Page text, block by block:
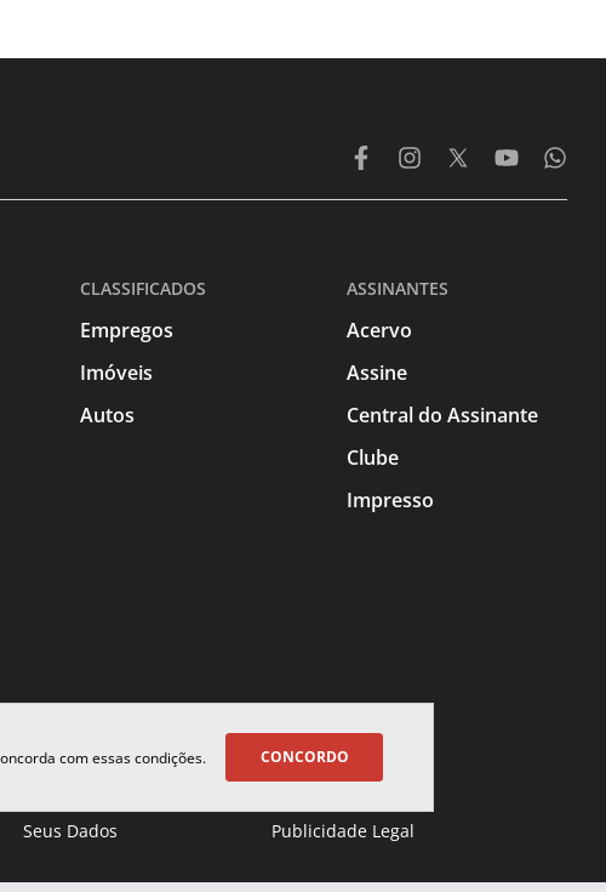
com essas condições. CONCORDO
CLASSIFICADOS
Empregos
Imóveis
Autos
ASSINANTES
Acervo
Assine
Central do Assinante
Clube
Impresso
Seus Dados Publicidade Legal